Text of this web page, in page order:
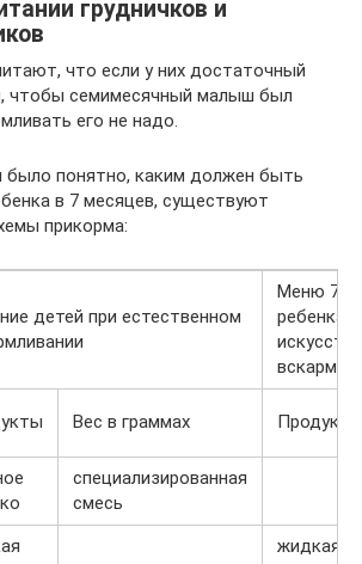
грудничков и
что если у них достаточный
чтобы семимесячный малыш был
его не надо.
понятно, каким должен быть
в 7 месяцев, существуют
прикорма:
детей при естественном
Меню 7-
ребенка
Вес в граммах Продукты
специализированная
смесь
жидкая